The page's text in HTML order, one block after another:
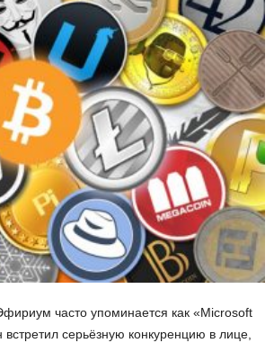
часто упоминается как «Microsoft
серьёзную конкуренцию в лице,